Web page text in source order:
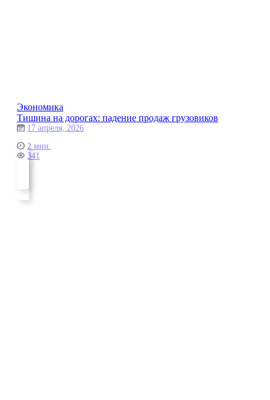
Экономика
Тишина на дорогах: падение продаж грузовиков
17 апреля, 2026
2 мин.
341